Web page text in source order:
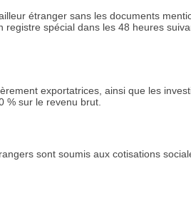
étranger sans les documents
spécial dans les 48 heures
exportatrices, ainsi que les
% sur le revenu brut.
sont soumis aux cotisations